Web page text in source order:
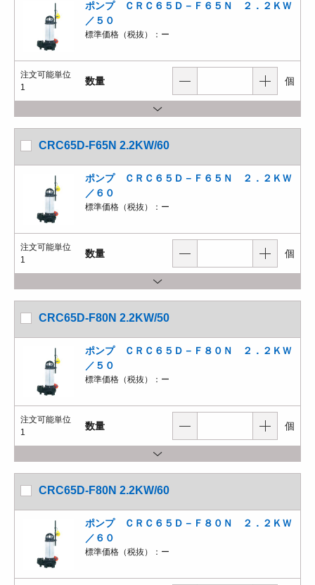
ポンプ ＣＲＣ６５Ｄ－Ｆ６５Ｎ ２．２ＫＷ
／５０
標準価格（税抜）： ー
注文可能単位
1
数量 個
CRC65D-F65N 2.2KW/60
ポンプ ＣＲＣ６５Ｄ－Ｆ６５Ｎ ２．２ＫＷ
／６０
標準価格（税抜）： ー
注文可能単位
1
数量 個
CRC65D-F80N 2.2KW/50
ポンプ ＣＲＣ６５Ｄ－Ｆ８０Ｎ ２．２ＫＷ
／５０
標準価格（税抜）： ー
注文可能単位
1
数量 個
CRC65D-F80N 2.2KW/60
ポンプ ＣＲＣ６５Ｄ－Ｆ８０Ｎ ２．２ＫＷ
／６０
標準価格（税抜）： ー